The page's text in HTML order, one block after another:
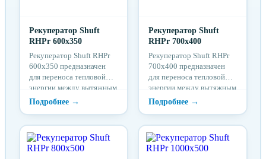
Рекуператор Shuft
RHPr 600x350
Рекуператор Shuft RHPr
600x350 предназначен
для переноса тепловой
энергии между вытяжным
и приточным каналами
систем вентиляции при
воздушных потоков.
Рекуператор Shuft
RHPr 700x400
Рекуператор Shuft RHPr
700x400 предназначен
для переноса тепловой
энергии между вытяжным
и приточным каналами
систем вентиляции при
воздушных потоков.